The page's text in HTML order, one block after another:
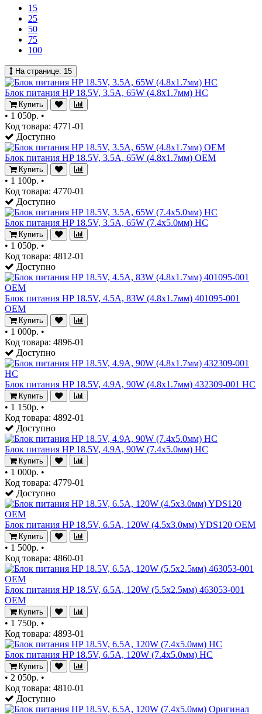
15
25
50
75
100
На странице: 15
Блок питания HP 18.5V, 3.5A, 65W (4.8x1.7мм) HC
Купить
• 1 050р. •
Код товара: 4771-01
Доступно
Блок питания HP 18.5V, 3.5A, 65W (4.8x1.7мм) OEM
Купить
• 1 100р. •
Код товара: 4770-01
Доступно
Блок питания HP 18.5V, 3.5A, 65W (7.4x5.0мм) HC
Купить
• 1 050р. •
Код товара: 4812-01
Доступно
Блок питания HP 18.5V, 4.5A, 83W (4.8x1.7мм) 401095-001
OEM
Купить
• 1 000р. •
Код товара: 4896-01
Доступно
Блок питания HP 18.5V, 4.9A, 90W (4.8x1.7мм) 432309-001 HC
Купить
• 1 150р. •
Код товара: 4892-01
Доступно
Блок питания HP 18.5V, 4.9A, 90W (7.4x5.0мм) HC
Купить
• 1 000р. •
Код товара: 4779-01
Доступно
Блок питания HP 18.5V, 6.5A, 120W (4.5x3.0мм) YDS120 OEM
Купить
• 1 500р. •
Код товара: 4860-01
Блок питания HP 18.5V, 6.5A, 120W (5.5x2.5мм) 463053-001
OEM
Купить
• 1 750р. •
Код товара: 4893-01
Блок питания HP 18.5V, 6.5A, 120W (7.4x5.0мм) HC
Купить
• 2 050р. •
Код товара: 4810-01
Доступно